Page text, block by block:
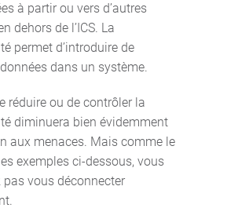
à partir ou vers d’autres
dehors de l’ICS. La
permet d’introduire de
dans un système.
réduire ou de contrôler la
diminuera bien évidemment
aux menaces. Mais comme le
exemples ci-dessous, vous
pas vous déconnecter